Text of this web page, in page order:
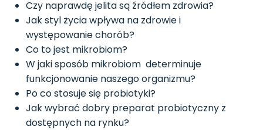
Czy naprawdę jelita są źródłem zdrowia?
Jak styl życia wpływa na zdrowie i
występowanie chorób?
Co to jest mikrobiom?
W jaki sposób mikrobiom determinuje
funkcjonowanie naszego organizmu?
Po co stosuje się probiotyki?
Jak wybrać dobry preparat probiotyczny z
dostępnych na rynku?